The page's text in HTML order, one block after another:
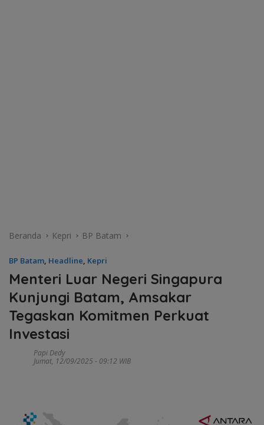
Beranda Kepri BP Batam
BP Batam, Headline, Kepri
Menteri Luar Negeri Singapura
Kunjungi Batam, Amsakar
Tegaskan Komitmen Perkuat
Investasi
Papi Dedy
Jumat, 12/09/2025 - 09:12 WIB